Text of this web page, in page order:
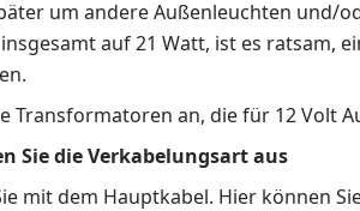
um andere Außenleuchten
insgesamt auf 21 Watt, ist es
Transformatoren an, die für 12 Volt
Sie die Verkabelungsart aus
mit dem Hauptkabel. Hier können